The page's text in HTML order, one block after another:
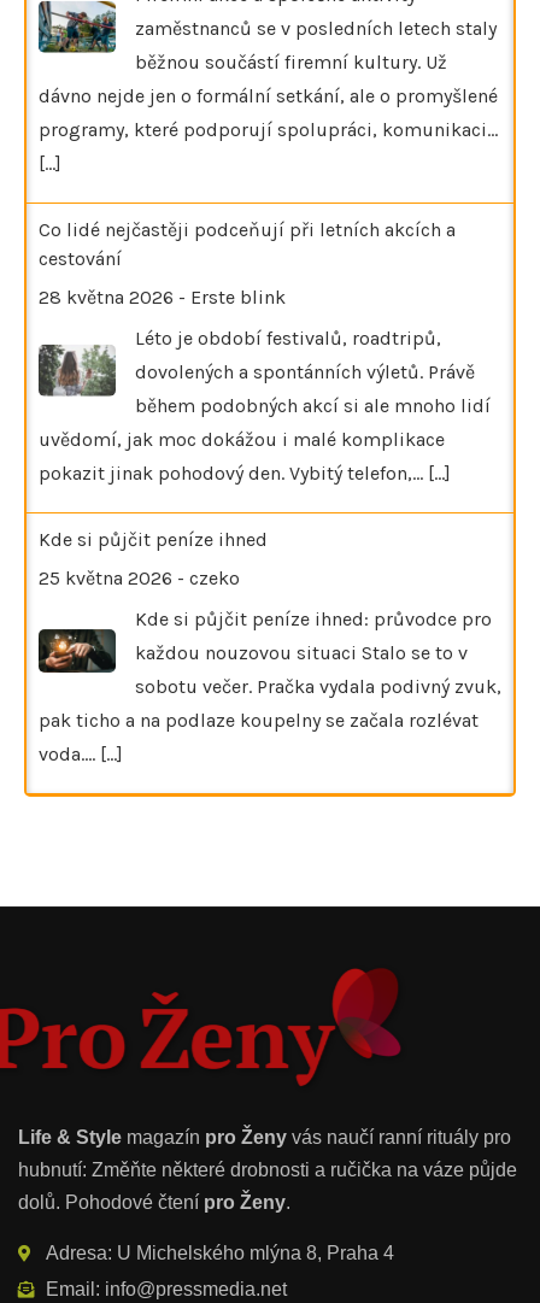
zaměstnanců se v posledních letech staly
běžnou součástí firemní kultury. Už
dávno nejde jen o formální setkání, ale o promyšlené
programy, které podporují spolupráci, komunikaci…
[...]
Co lidé nejčastěji podceňují při letních akcích a
cestování
28 května 2026 - Erste blink
Léto je období festivalů, roadtripů,
dovolených a spontánních výletů. Právě
během podobných akcí si ale mnoho lidí
uvědomí, jak moc dokážou i malé komplikace
pokazit jinak pohodový den. Vybitý telefon,… [...]
Kde si půjčit peníze ihned
25 května 2026 - czeko
Kde si půjčit peníze ihned: průvodce pro
každou nouzovou situaci Stalo se to v
sobotu večer. Pračka vydala podivný zvuk,
pak ticho a na podlaze koupelny se začala rozlévat
voda.… [...]
Life & Style magazín pro Ženy vás naučí ranní rituály pro
hubnutí: Změňte některé drobnosti a ručička na váze půjde
dolů. Pohodové čtení pro Ženy.
Adresa: U Michelského mlýna 8, Praha 4
Email: info@pressmedia.net